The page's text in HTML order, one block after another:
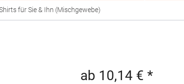
für Sie & Ihn (Mischgewebe)
ab 10,14 € *